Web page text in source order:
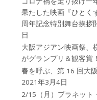
果たした映画『ひとく
周年記念特別舞台挨拶
日
大阪アジアン映画祭、
がグランプリ＆観客賞！
春を呼ぶ、第 16 回大
2021年3月4日
2/15（月）プラネット